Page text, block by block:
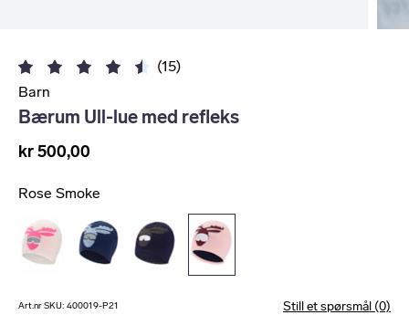
(15)
Barn
Bærum Ull-lue med refleks
kr 500,00
Rose Smoke
Art.nr SKU: 400019-P21 Still et spørsmål (0)